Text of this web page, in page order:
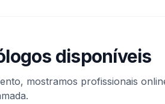
disponíveis
mostramos profissionais